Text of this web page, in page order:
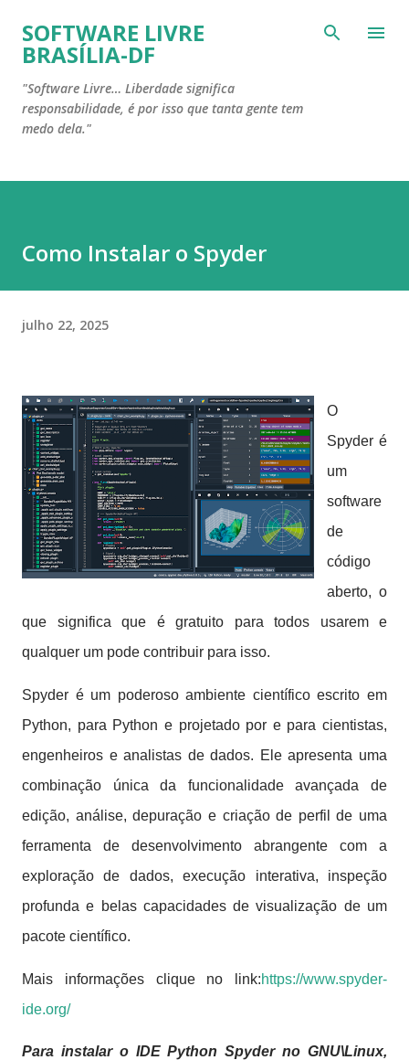
Pular para o conteúdo principal
SOFTWARE LIVRE
BRASÍLIA-DF
"Software Livre… Liberdade significa
responsabilidade, é por isso que tanta gente tem
medo dela."
Como Instalar o Spyder
julho 22, 2025
O
Spyder é
um
software
de
código
aberto, o
que significa que é gratuito para todos usarem e
qualquer um pode contribuir para isso.
Spyder é um poderoso ambiente científico escrito em
Python, para Python e projetado por e para cientistas,
engenheiros e analistas de dados. Ele apresenta uma
combinação única da funcionalidade avançada de
edição, análise, depuração e criação de perfil de uma
ferramenta de desenvolvimento abrangente com a
exploração de dados, execução interativa, inspeção
profunda e belas capacidades de visualização de um
pacote científico.
Mais informações clique no link:https://www.spyder-
ide.org/
Para instalar o IDE Python Spyder no GNU\Linux,